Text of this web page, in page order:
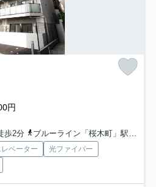
円
歩2分
ブルーライン「桜木町」駅 徒歩10分
レベーター
光ファイバー